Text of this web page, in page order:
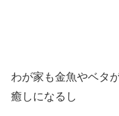
わが家も金魚やベタ
癒しになるし